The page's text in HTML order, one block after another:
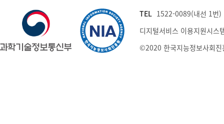
TEL 1522-0089(내선 1번
디지털서비스 이용지원시스
©2020 한국지능정보사회진